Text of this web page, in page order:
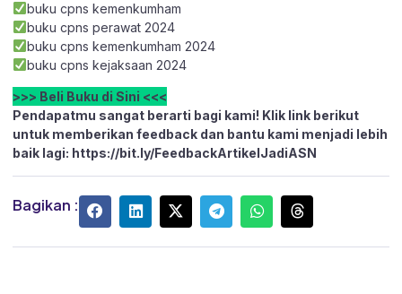
buku cpns kemenkumham
buku cpns perawat 2024
buku cpns kemenkumham 2024
buku cpns kejaksaan 2024
>>> Beli Buku di Sini <<<
Pendapatmu sangat berarti bagi kami! Klik link berikut
untuk memberikan feedback dan bantu kami menjadi lebih
baik lagi: https://bit.ly/FeedbackArtikelJadiASN
Bagikan :